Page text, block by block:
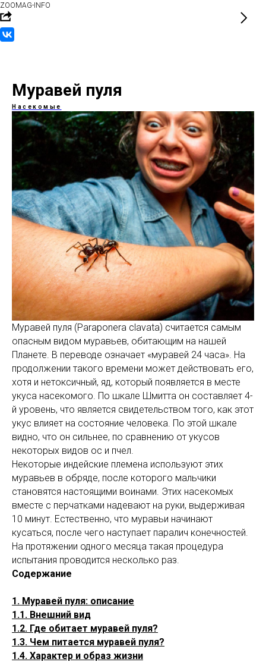
ZOOMAG-INFO
Муравей пуля
Насекомые
Муравей пуля (Paraponera clavata) считается самым
опасным видом муравьев, обитающим на нашей
Планете. В переводе означает «муравей 24 часа». На
продолжении такого времени может действовать его,
хотя и нетоксичный, яд, который появляется в месте
укуса насекомого. По шкале Шмитта он составляет 4-
й уровень, что является свидетельством того, как этот
укус влияет на состояние человека. По этой шкале
видно, что он сильнее, по сравнению от укусов
некоторых видов ос и пчел.
Некоторые индейские племена используют этих
муравьев в обряде, после которого мальчики
становятся настоящими воинами. Этих насекомых
вместе с перчатками надевают на руки, выдерживая
10 минут. Естественно, что муравьи начинают
кусаться, после чего наступает паралич конечностей.
На протяжении одного месяца такая процедура
испытания проводится несколько раз.
Содержание
1. Муравей пуля: описание
1.1. Внешний вид
1.2. Где обитает муравей пуля?
1.3. Чем питается муравей пуля?
1.4. Характер и образ жизни